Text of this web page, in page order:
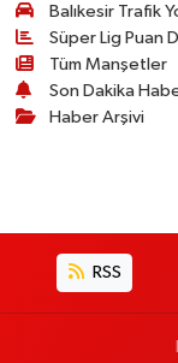
Balıkesir Trafik
Süper Lig Puan
Tüm Manşetler
Son Dakika
Haber Arşivi
RSS